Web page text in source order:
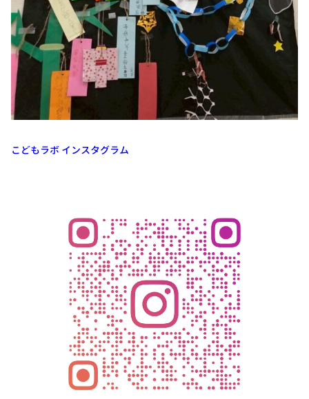
こどもラボ インスタグラム